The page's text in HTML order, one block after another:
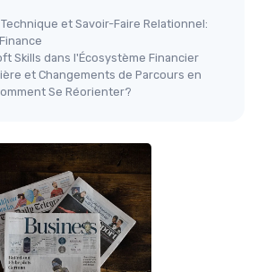
et Savoir-Faire Relationnel:
Skills dans l'Écosystème Financier
et Changements de Parcours en
Se Réorienter?